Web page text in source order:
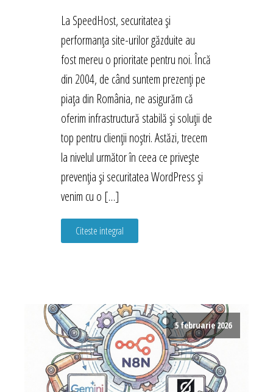
La SpeedHost, securitatea și
performanța site-urilor găzduite au
fost mereu o prioritate pentru noi. Încă
din 2004, de când suntem prezenți pe
piața din România, ne asigurăm că
oferim infrastructură stabilă și soluții de
top pentru clienții noștri. Astăzi, trecem
la nivelul următor în ceea ce privește
prevenția și securitatea WordPress și
venim cu o […]
Citeste integral
5 februarie 2026